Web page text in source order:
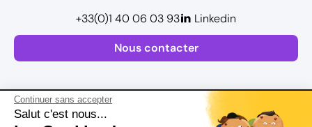
Continuer sans accepter
Salut c'est nous...
Nous contacter
+33(0)1 40 06 03 93 Linkedin